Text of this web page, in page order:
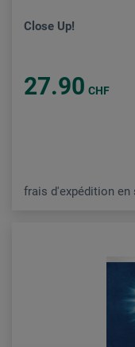
Close Up!
27.90 CHF
frais d'expédition en